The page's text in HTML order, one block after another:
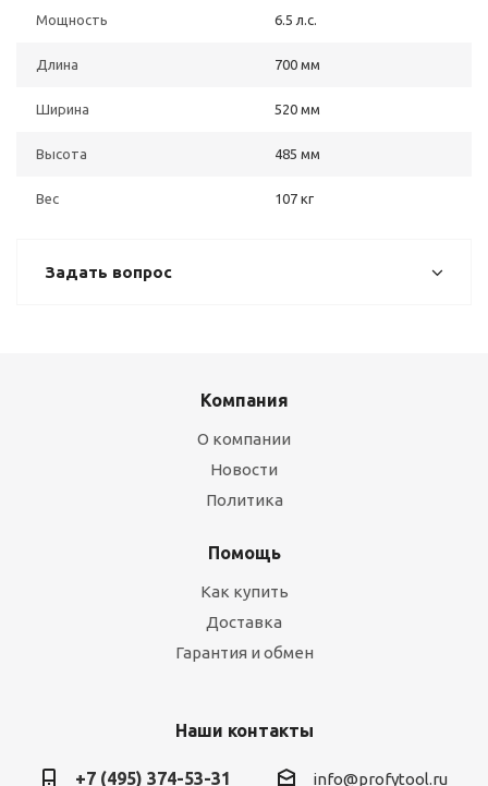
Мощность 6.5 л.с.
Длина 700 мм
Ширина 520 мм
Высота 485 мм
Вес 107 кг
Задать вопрос
Компания
О компании
Новости
Политика
Помощь
Как купить
Доставка
Гарантия и обмен
Наши контакты
+7 (495) 374-53-31 info@profytool.ru